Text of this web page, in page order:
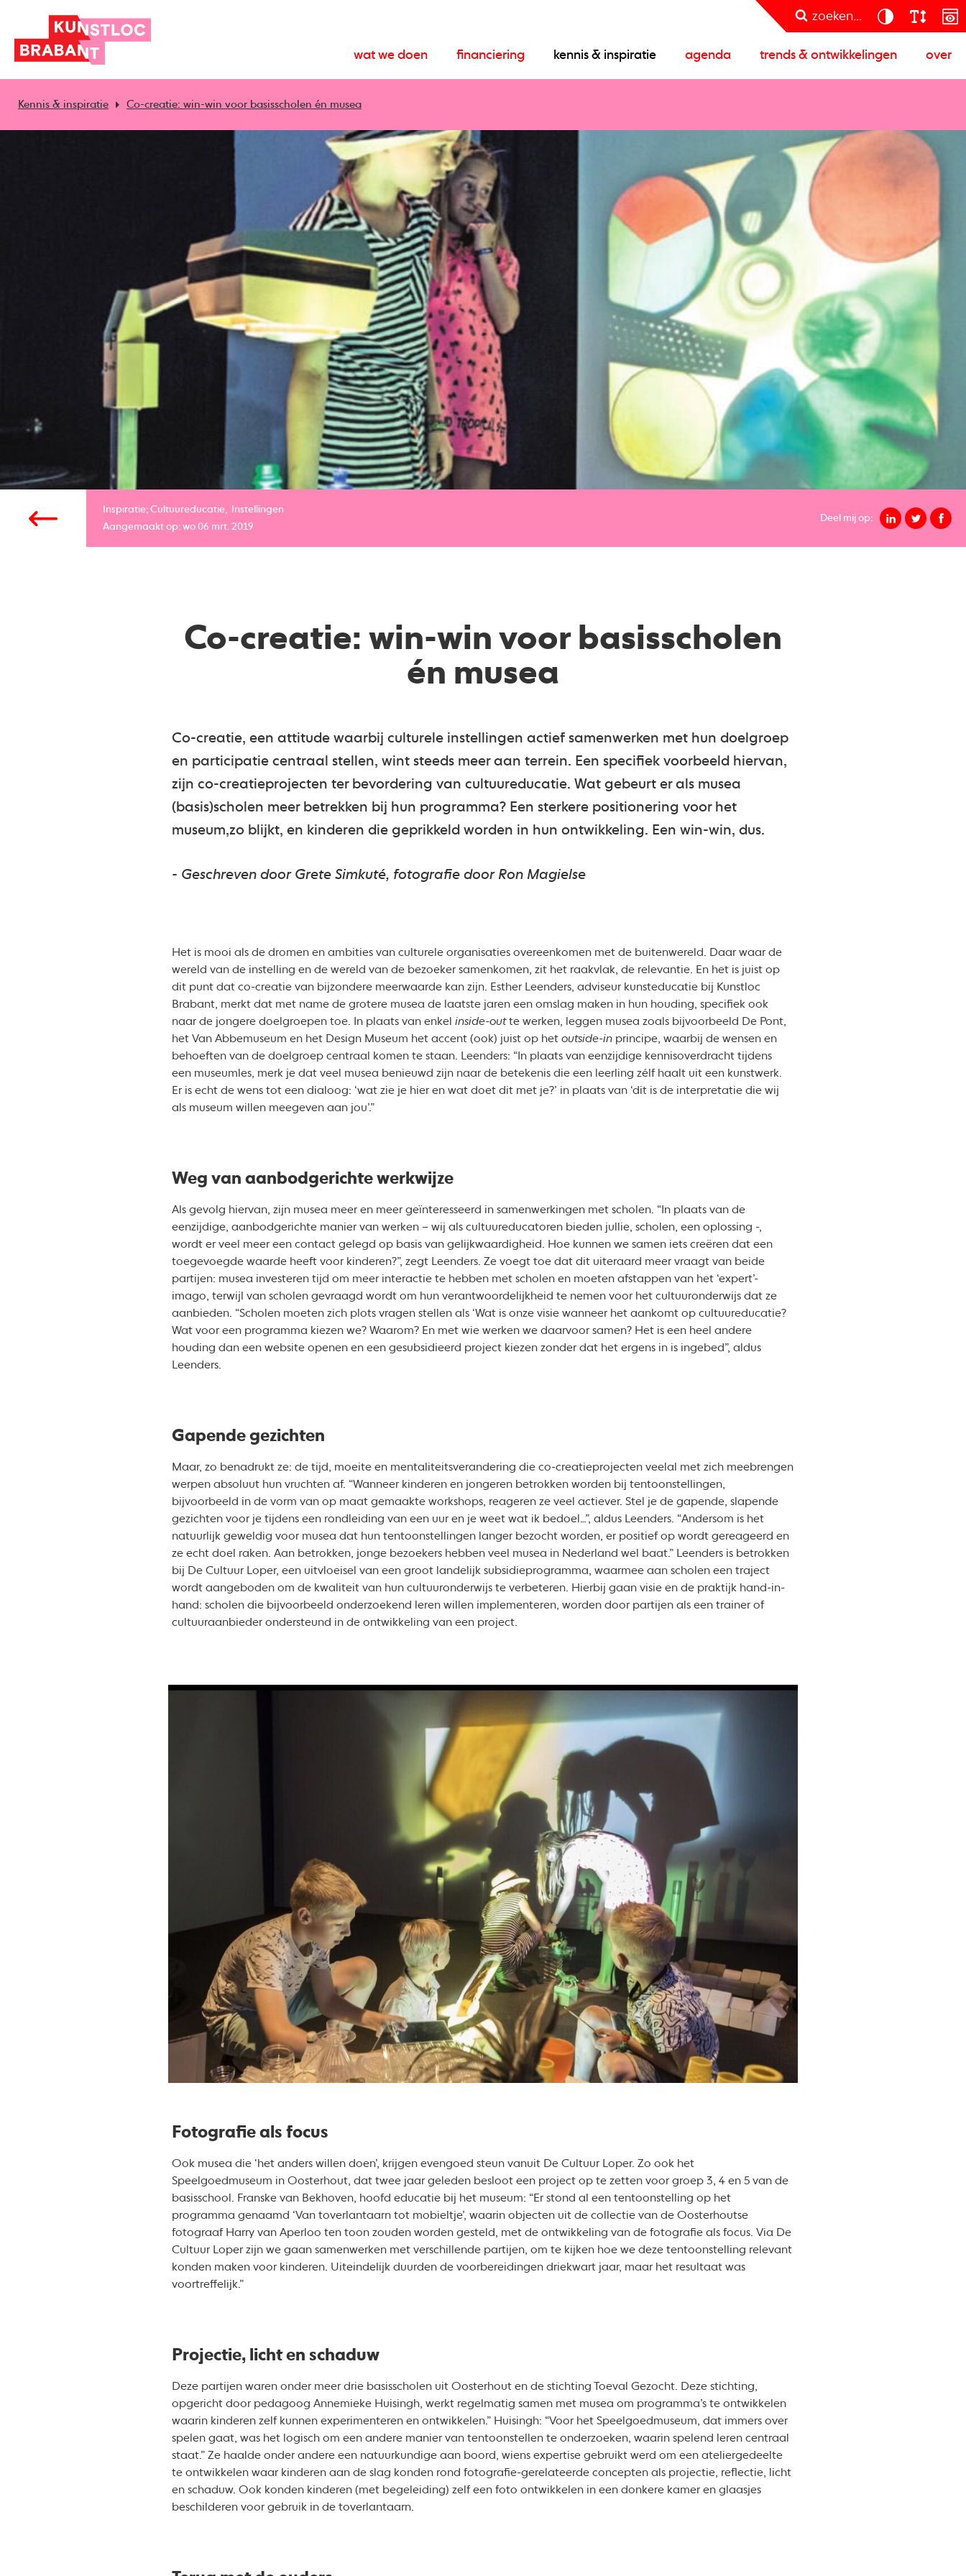
zoeken...
wat we doen financiering kennis & inspiratie agenda trends & ontwikkelingen over
Kennis & inspiratie Co-creatie: win-win voor basisscholen én musea
Inspiratie; Cultuureducatie
Instellingen
Aangemaakt op: wo 06 mrt. 2019
Deel mij op:
Co-creatie: win-win voor basisscholen
én musea
Co-creatie, een attitude waarbij culturele instellingen actief samenwerken met hun doelgroep
en participatie centraal stellen, wint steeds meer aan terrein. Een specifiek voorbeeld hiervan,
zijn co-creatieprojecten ter bevordering van cultuureducatie. Wat gebeurt er als musea
(basis)scholen meer betrekken bij hun programma? Een sterkere positionering voor het
museum,zo blijkt, en kinderen die geprikkeld worden in hun ontwikkeling. Een win-win, dus.
- Geschreven door Grete Simkuté, fotografie door Ron Magielse
Het is mooi als de dromen en ambities van culturele organisaties overeenkomen met de buitenwereld. Daar waar de
wereld van de instelling en de wereld van de bezoeker samenkomen, zit het raakvlak, de relevantie. En het is juist op
dit punt dat co-creatie van bijzondere meerwaarde kan zijn. Esther Leenders, adviseur kunsteducatie bij Kunstloc
Brabant, merkt dat met name de grotere musea de laatste jaren een omslag maken in hun houding, specifiek ook
naar de jongere doelgroepen toe. In plaats van enkel inside-outte werken, leggen musea zoals bijvoorbeeld De Pont,
het Van Abbemuseum en het Design Museum het accent (ook) juist op het outside-in principe, waarbij de wensen en
behoeften van de doelgroep centraal komen te staan. Leenders: “In plaats van eenzijdige kennisoverdracht tijdens
een museumles, merk je dat veel musea benieuwd zijn naar de betekenis die een leerling zélf haalt uit een kunstwerk.
Er is echt de wens tot een dialoog: ‘wat zie je hier en wat doet dit met je?’ in plaats van ‘dit is de interpretatie die wij
als museum willen meegeven aan jou’.”
Weg van aanbodgerichte werkwijze
Als gevolg hiervan, zijn musea meer en meer geïnteresseerd in samenwerkingen met scholen. “In plaats van de
eenzijdige, aanbodgerichte manier van werken – wij als cultuureducatoren bieden jullie, scholen, een oplossing -,
wordt er veel meer een contact gelegd op basis van gelijkwaardigheid. Hoe kunnen we samen iets creëren dat een
toegevoegde waarde heeft voor kinderen?”, zegt Leenders. Ze voegt toe dat dit uiteraard meer vraagt van beide
partijen: musea investeren tijd om meer interactie te hebben met scholen en moeten afstappen van het ‘expert’-
imago, terwijl van scholen gevraagd wordt om hun verantwoordelijkheid te nemen voor het cultuuronderwijs dat ze
aanbieden. “Scholen moeten zich plots vragen stellen als ‘Wat is onze visie wanneer het aankomt op cultuureducatie?
Wat voor een programma kiezen we? Waarom? En met wie werken we daarvoor samen? Het is een heel andere
houding dan een website openen en een gesubsidieerd project kiezen zonder dat het ergens in is ingebed”, aldus
Leenders.
Gapende gezichten
Maar, zo benadrukt ze: de tijd, moeite en mentaliteitsverandering die co-creatieprojecten veelal met zich meebrengen
werpen absoluut hun vruchten af. “Wanneer kinderen en jongeren betrokken worden bij tentoonstellingen,
bijvoorbeeld in de vorm van op maat gemaakte workshops, reageren ze veel actiever. Stel je de gapende, slapende
gezichten voor je tijdens een rondleiding van een uur en je weet wat ik bedoel…”, aldus Leenders. “Andersom is het
natuurlijk geweldig voor musea dat hun tentoonstellingen langer bezocht worden, er positief op wordt gereageerd en
ze echt doel raken. Aan betrokken, jonge bezoekers hebben veel musea in Nederland wel baat.” Leenders is betrokken
bij De Cultuur Loper, een uitvloeisel van een groot landelijk subsidieprogramma, waarmee aan scholen een traject
wordt aangeboden om de kwaliteit van hun cultuuronderwijs te verbeteren. Hierbij gaan visie en de praktijk hand-in-
hand: scholen die bijvoorbeeld onderzoekend leren willen implementeren, worden door partijen als een trainer of
cultuuraanbieder ondersteund in de ontwikkeling van een project.
Fotografie als focus
Ook musea die ‘het anders willen doen’, krijgen evengoed steun vanuit De Cultuur Loper. Zo ook het
Speelgoedmuseum in Oosterhout, dat twee jaar geleden besloot een project op te zetten voor groep 3, 4 en 5 van de
basisschool. Franske van Bekhoven, hoofd educatie bij het museum: “Er stond al een tentoonstelling op het
programma genaamd ‘Van toverlantaarn tot mobieltje’, waarin objecten uit de collectie van de Oosterhoutse
fotograaf Harry van Aperloo ten toon zouden worden gesteld, met de ontwikkeling van de fotografie als focus. Via De
Cultuur Loper zijn we gaan samenwerken met verschillende partijen, om te kijken hoe we deze tentoonstelling relevant
konden maken voor kinderen. Uiteindelijk duurden de voorbereidingen driekwart jaar, maar het resultaat was
voortreffelijk.”
Projectie, licht en schaduw
Deze partijen waren onder meer drie basisscholen uit Oosterhout en de stichting Toeval Gezocht. Deze stichting,
opgericht door pedagoog Annemieke Huisingh, werkt regelmatig samen met musea om programma’s te ontwikkelen
waarin kinderen zelf kunnen experimenteren en ontwikkelen.” Huisingh: “Voor het Speelgoedmuseum, dat immers over
spelen gaat, was het logisch om een andere manier van tentoonstellen te onderzoeken, waarin spelend leren centraal
staat.” Ze haalde onder andere een natuurkundige aan boord, wiens expertise gebruikt werd om een ateliergedeelte
te ontwikkelen waar kinderen aan de slag konden rond fotografie-gerelateerde concepten als projectie, reflectie, licht
en schaduw. Ook konden kinderen (met begeleiding) zelf een foto ontwikkelen in een donkere kamer en glaasjes
beschilderen voor gebruik in de toverlantaarn.